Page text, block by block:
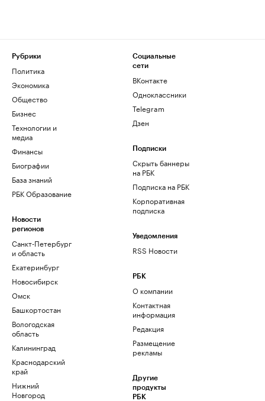
Рубрики
Политика
Экономика
Общество
Бизнес
Технологии и
медиа
Финансы
Биографии
База знаний
РБК Образование
Новости
регионов
Санкт-Петербург
и область
Екатеринбург
Новосибирск
Омск
Башкортостан
Вологодская
область
Калининград
Краснодарский
край
Нижний
Новгород
Социальные
сети
ВКонтакте
Одноклассники
Telegram
Дзен
Подписки
Скрыть баннеры
на РБК
Подписка на РБК
Корпоративная
подписка
Уведомления
RSS Новости
РБК
О компании
Контактная
информация
Редакция
Размещение
рекламы
Другие
продукты
РБК